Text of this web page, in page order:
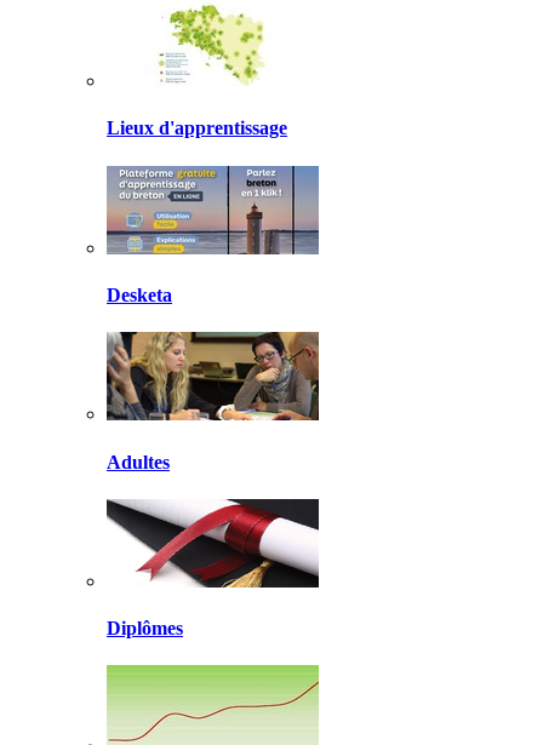
Lieux d'apprentissage
Desketa
Adultes
Diplômes